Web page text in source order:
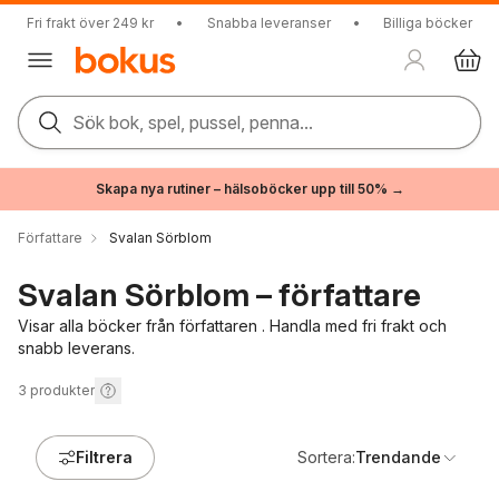
Fri frakt över 249 kr • Snabba leveranser • Billiga böcker
Sök bok, spel, pussel, penna...
Skapa nya rutiner – hälsoböcker upp till 50% →
Författare Svalan Sörblom
Svalan Sörblom – författare
Visar alla böcker från författaren . Handla med fri frakt och
snabb leverans.
3 produkter
Filtrera Sortera:Trendande